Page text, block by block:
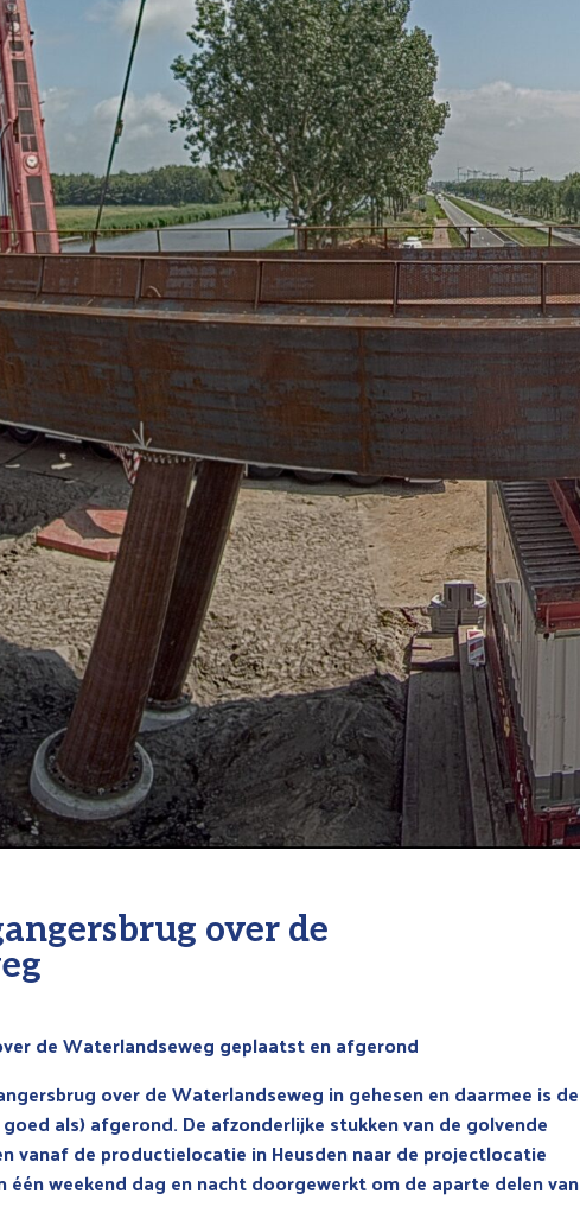
over de
de Waterlandseweg geplaatst en afgerond
over de Waterlandseweg in gehesen en daarmee is de
als) afgerond. De afzonderlijke stukken van de golvende
vanaf de productielocatie in Heusden naar de projectlocatie
één weekend dag en nacht doorgewerkt om de aparte delen van